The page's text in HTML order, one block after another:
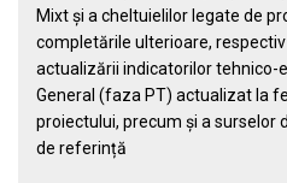
Mixt și a cheltuielilor legate de
completările ulterioare,
actualizării indicatorilor tehnico-
General (faza PT) actualizat la
proiectului, precum și a surselor
de referință